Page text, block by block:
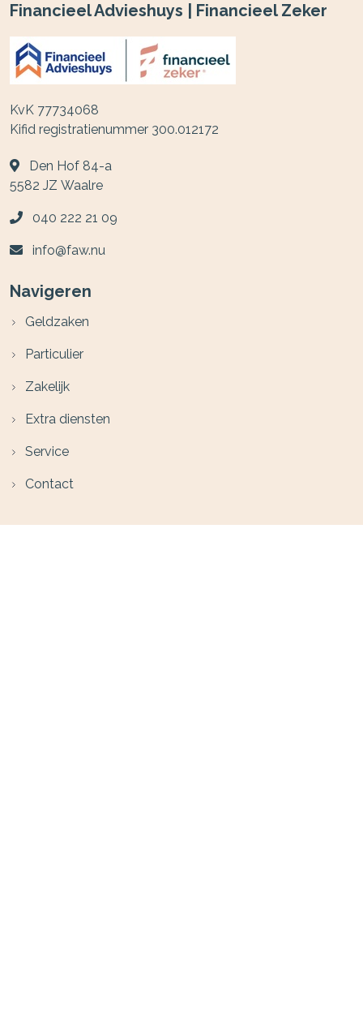
Financieel Advieshuys | Financieel Zeker
KvK 77734068
Kifid registratienummer 300.012172
Den Hof 84-a
5582 JZ Waalre
040 222 21 09
info@faw.nu
Navigeren
Geldzaken
Particulier
Zakelijk
Extra diensten
Service
Contact